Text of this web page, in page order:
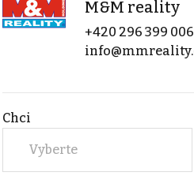
M&M reality
+420 296 399 006
Chci
Vyberte